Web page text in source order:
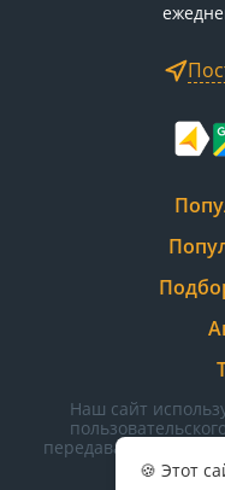
Наш сайт
передавать,
Политика
🍪 Этот